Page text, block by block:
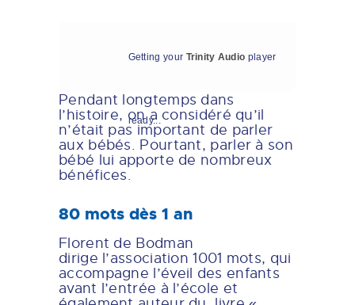
Getting your Trinity Audio player
ready...
Pendant longtemps dans
l’histoire, on a considéré qu’il
n’était pas important de parler
aux bébés. Pourtant, parler à son
bébé lui apporte de nombreux
bénéfices.
80 mots dès 1 an
Florent de Bodman
dirige l’association 1001 mots, qui
accompagne l’éveil des enfants
avant l’entrée à l’école et